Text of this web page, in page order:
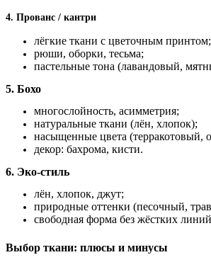
4. Прованс / кантри
лёгкие ткани с цветочным принтом;
рюши, оборки, тесьма;
пастельные тона (лавандовый,
5. Бохо
многослойность, асимметрия;
натуральные ткани (лён, хлопок);
насыщенные цвета (терракотовый,
декор: бахрома, кисти.
6. Эко‑стиль
лён, хлопок, джут;
природные оттенки (песочный,
свободная форма без жёстких
Выбор ткани: плюсы и минусы